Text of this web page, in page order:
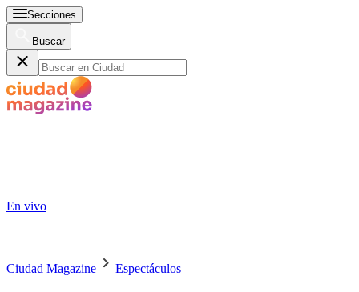
Secciones
Buscar
En vivo
Ciudad Magazine Espectáculos